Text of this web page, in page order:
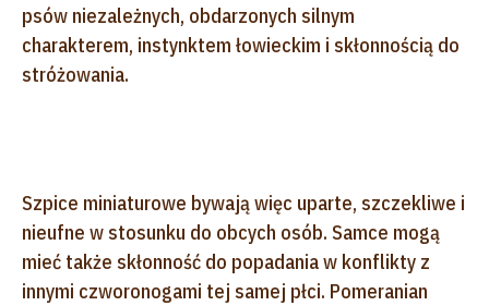
psów niezależnych, obdarzonych silnym
charakterem, instynktem łowieckim i skłonnością do
stróżowania.
Szpice miniaturowe bywają więc uparte, szczekliwe i
nieufne w stosunku do obcych osób. Samce mogą
mieć także skłonność do popadania w konflikty z
innymi czworonogami tej samej płci. Pomeranian